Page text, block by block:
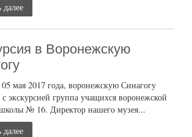
далее
в Воронежскую
мая 2017 года, воронежскую Синагогу
с экскурсией группа учащихся воронежской
№ 16. Директор нашего музея...
далее